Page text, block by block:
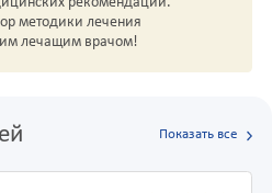
методики лечения
лечащим врачом!
Показать все